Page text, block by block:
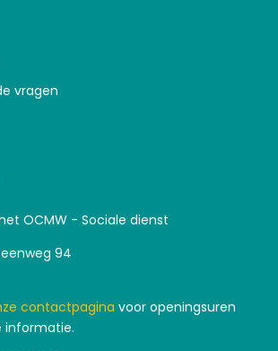
vragen
OCMW - Sociale dienst
94
contactpagina voor openingsuren
informatie.